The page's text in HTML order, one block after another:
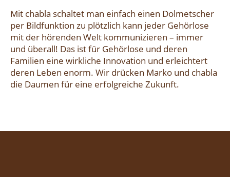
Mit chabla schaltet man einfach einen Dolmetscher
per Bildfunktion zu plötzlich kann jeder Gehörlose
mit der hörenden Welt kommunizieren – immer
und überall! Das ist für Gehörlose und deren
Familien eine wirkliche Innovation und erleichtert
deren Leben enorm. Wir drücken Marko und chabla
die Daumen für eine erfolgreiche Zukunft.